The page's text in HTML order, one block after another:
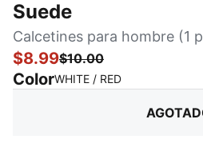
Suede
Calcetines para hombre (1
$8.99$10.00
ColorWHITE / RED: